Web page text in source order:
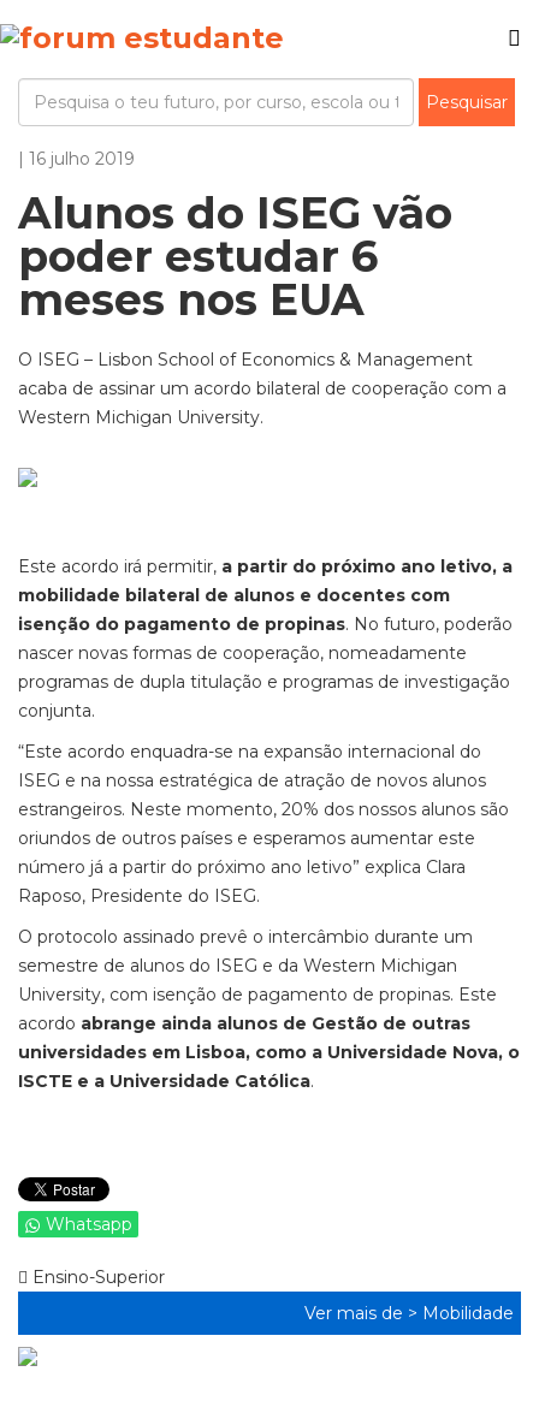
| 16 julho 2019
Alunos do ISEG vão
poder estudar 6
meses nos EUA
O ISEG – Lisbon School of Economics & Management
acaba de assinar um acordo bilateral de cooperação com a
Western Michigan University.
Este acordo irá permitir, a partir do próximo ano letivo, a
mobilidade bilateral de alunos e docentes com
isenção do pagamento de propinas. No futuro, poderão
nascer novas formas de cooperação, nomeadamente
programas de dupla titulação e programas de investigação
conjunta.
“Este acordo enquadra-se na expansão internacional do
ISEG e na nossa estratégica de atração de novos alunos
estrangeiros. Neste momento, 20% dos nossos alunos são
oriundos de outros países e esperamos aumentar este
número já a partir do próximo ano letivo” explica Clara
Raposo, Presidente do ISEG.
O protocolo assinado prevê o intercâmbio durante um
semestre de alunos do ISEG e da Western Michigan
University, com isenção de pagamento de propinas. Este
acordo abrange ainda alunos de Gestão de outras
universidades em Lisboa, como a Universidade Nova, o
ISCTE e a Universidade Católica.
Whatsapp
Ensino-Superior
Ver mais de > Mobilidade